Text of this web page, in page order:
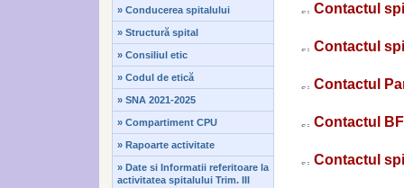
» Conducerea spitalului
» Structură spital
» Consiliul etic
» Codul de etică
» SNA 2021-2025
» Compartiment CPU
» Rapoarte activitate
» Date si Informatii referitoare la
activitatea spitalului Trim. III
Contactul
Contactul
Contactul
Contactul
Contactul